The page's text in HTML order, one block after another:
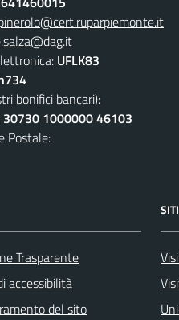
UFLK83
bonifici bancari):
30730 1000000 46103
Postale:
Trasparente
accessibilità
del sito